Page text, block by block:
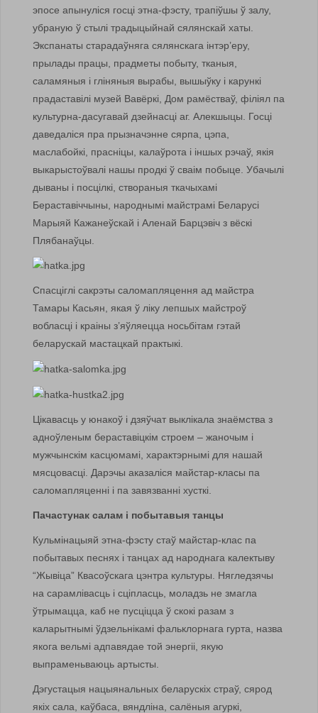
эпосе апынуліся госці этна-фэсту, трапіўшы ў залу,
убраную ў стылі традыцыйнай сялянскай хаты.
Экспанаты старадаўняга сялянскага інтэр’еру,
прылады працы, прадметы побыту, тканыя,
саламяныя і гліняныя вырабы, вышыўку і карункі
прадаставілі музей Вавёркі, Дом рамёстваў, філіял па
культурна-дасугавай дзейнасці аг. Алекшыцы. Госці
даведаліся пра прызначэнне сярпа, цэпа,
маслабойкі, прасніцы, калаўрота і іншых рэчаў, якія
выкарыстоўвалі нашы продкі ў сваім побыце. Убачылі
дываны і посцілкі, створаныя ткачыхамі
Бераставіччыны, народнымі майстрамі Беларусі
Марыяй Кажанеўскай і Аленай Барцэвіч з вёскі
Плябанаўцы.
Спасціглі сакрэты саломапляцення ад майстра
Тамары Касьян, якая ў ліку лепшых майстроў
вобласці і краіны з’яўляецца носьбітам гэтай
беларускай мас­тацкай практыкі.
Цікавасць у юнакоў і дзяў­чат выклікала знаёмства з
адноў­леным бераставіцкім строем – жаночым і
мужчынскім касцюмамі, характэрнымі для нашай
мясцовасці. Дарэчы ака­заліся майстар-класы па
саломапляценні і па завязванні хусткі.
Пачастунак салам і побытавыя танцы
Кульмінацыяй этна-фэсту стаў майстар-клас па
побытавых песнях і танцах ад народнага калектыву
“Жывіца” Квасоўскага цэнтра культуры. Нягледзячы
на сарамлівасць і сціпласць, моладзь не змагла
ўтрымацца, каб не пусціцца ў скокі разам з
каларытнымі ўдзельнікамі фальк­лорнага гурта, назва
якога вельмі адпавядае той энергіі, якую
выпраменьваюць артысты.
Дэгустацыя нацыянальных беларускіх страў, сярод
якіх сала, каўбаса, вяндліна, салёныя агуркі,